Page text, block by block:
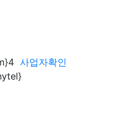
사업자확인